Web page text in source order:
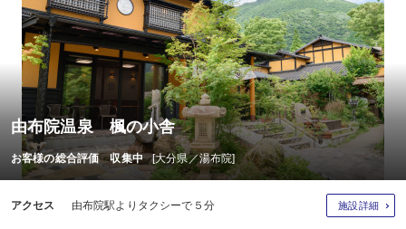
由布院温泉 楓の小舎
お客様の総合評価 収集中 [大分県／湯布院]
アクセス 由布院駅よりタクシーで５分 施設詳細